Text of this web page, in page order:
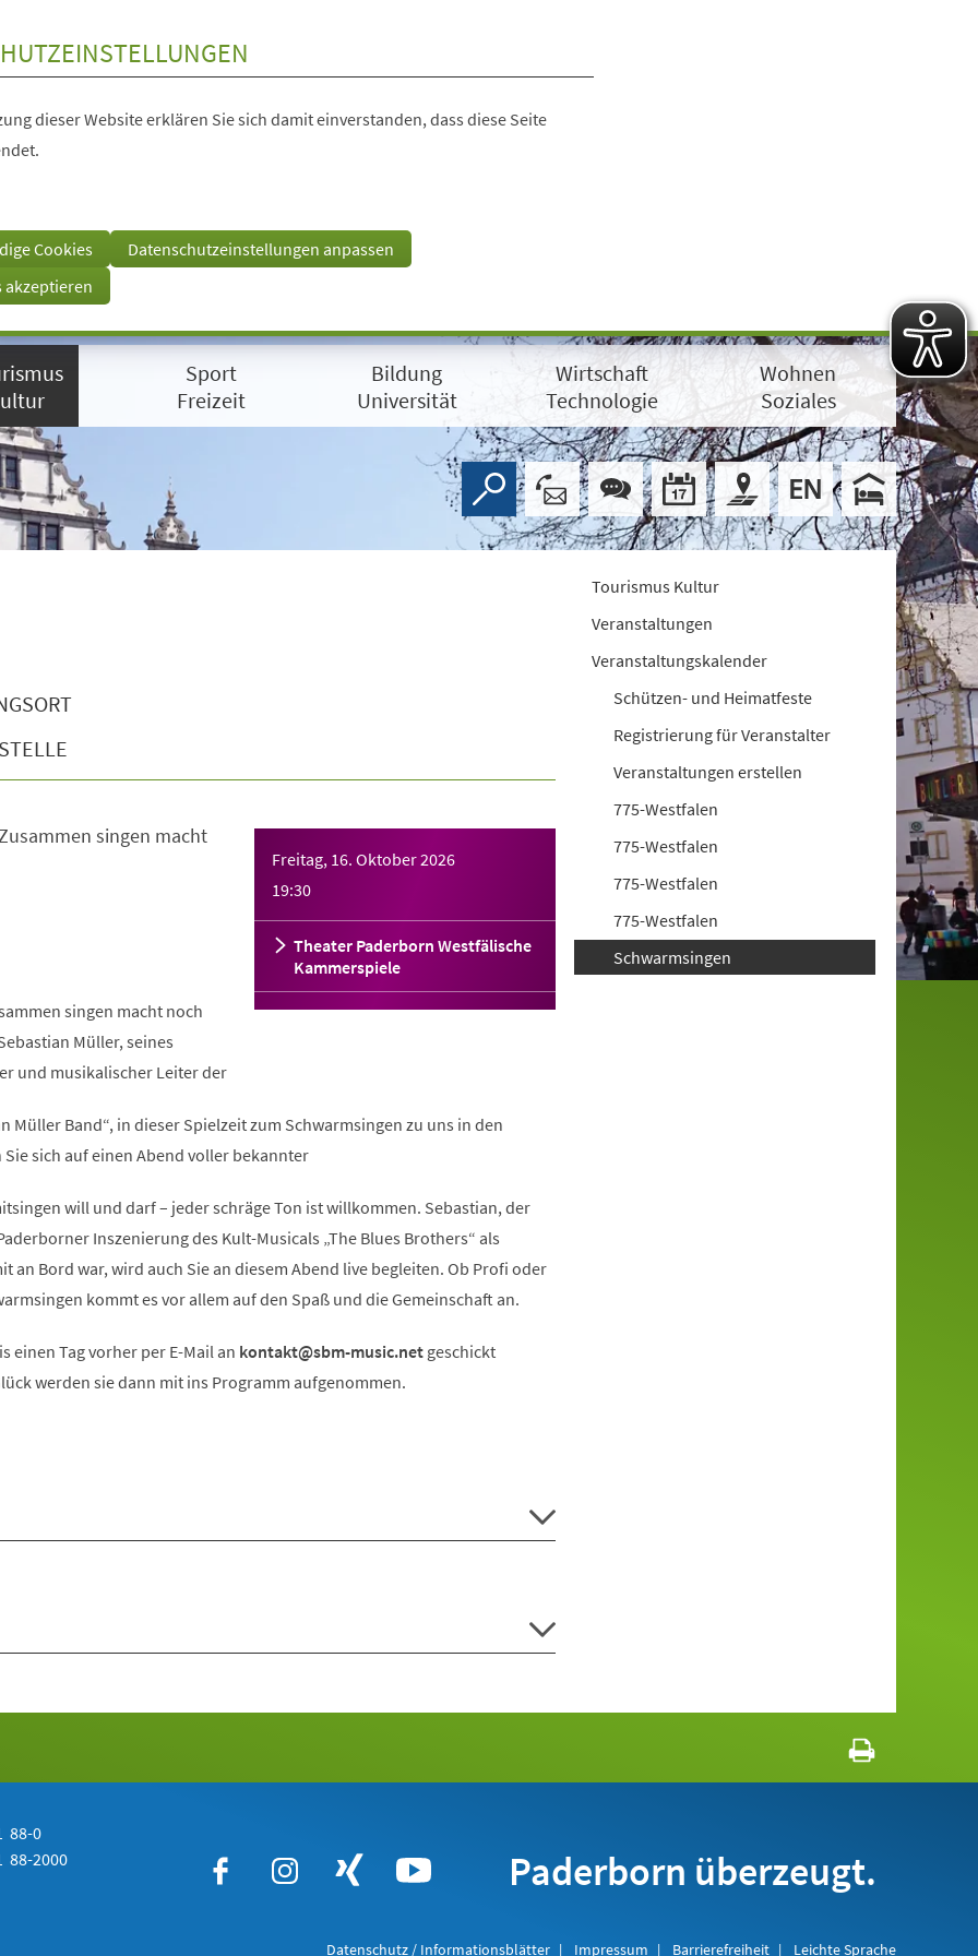
dieser Website erklären Sie sich damit einverstanden, dass diese Seite
Cookies
Datenschutzeinstellungen anpassen
akzeptieren
Sport
Freizeit
Bildung
Universität
Wirtschaft
Technologie
Wohnen
Soziales
Freitag, 16. Oktober 2026
19:30
Theater Paderborn Westfälische
Kammerspiele
singen macht
singen macht noch
Müller, seines
und musikalischer Leiter der
Müller Band“, in dieser Spielzeit zum Schwarmsingen zu uns in den
sich auf einen Abend voller bekannter
will und darf – jeder schräge Ton ist willkommen. Sebastian, der
Inszenierung des Kult-Musicals „The Blues Brothers“ als
an Bord war, wird auch Sie an diesem Abend live begleiten. Ob Profi oder
kommt es vor allem auf den Spaß und die Gemeinschaft an.
einen Tag vorher per E-Mail an kontakt sbm-music netgeschickt
werden sie dann mit ins Programm aufgenommen.
Tourismus Kultur
Veranstaltungen
Veranstaltungskalender
Schützen- und Heimatfeste
Registrierung für Veranstalter
Veranstaltungen erstellen
775-Westfalen
775-Westfalen
775-Westfalen
775-Westfalen
Schwarmsingen
88-0
88-2000 Paderborn überzeugt.
Datenschutz / Informationsblätter Impressum Barrierefreiheit Leichte Sprache